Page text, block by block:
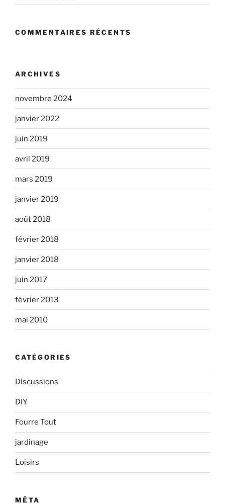
COMMENTAIRES RÉCENTS
ARCHIVES
novembre 2024
janvier 2022
juin 2019
avril 2019
mars 2019
janvier 2019
août 2018
février 2018
janvier 2018
juin 2017
février 2013
mai 2010
CATÉGORIES
Discussions
DIY
Fourre Tout
jardinage
Loisirs
MÉTA